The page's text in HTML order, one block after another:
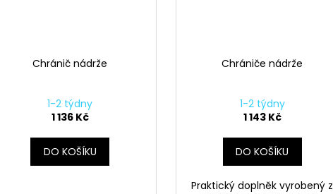
Chránič nádrže
1-2 týdny
1 136 Kč
DO KOŠÍKU
Chrániče nádrže
1-2 týdny
1 143 Kč
DO KOŠÍKU
Praktický doplněk vyrobený z